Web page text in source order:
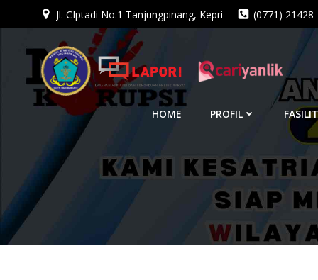
Jl. CIptadi No.1 Tanjungpinang, Kepri (0771) 21428
HOME PROFIL